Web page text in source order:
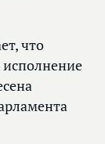
что
исполнение